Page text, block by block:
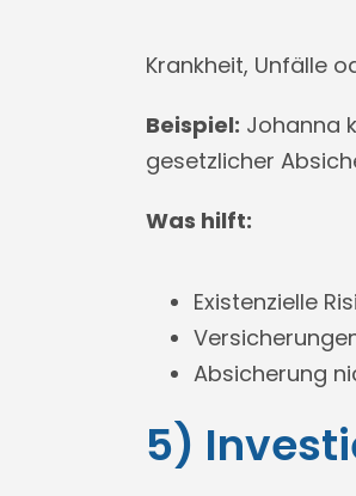
Krankheit, Unfälle
Beispiel: Johanna
gesetzlicher
Was hilft:
Existenzielle
Absicherung
5)